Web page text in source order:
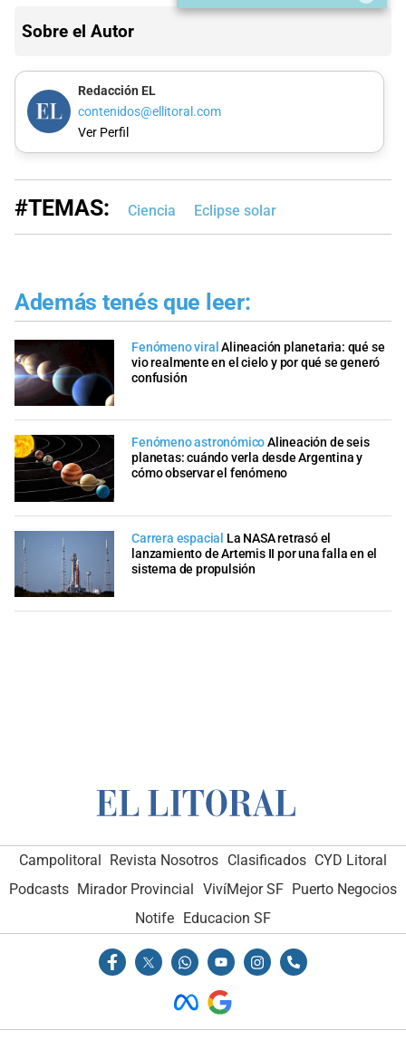
Sobre el Autor
Redacción EL
contenidos@ellitoral.com
Ver Perfil
#TEMAS: Ciencia Eclipse solar
Además tenés que leer:
Fenómeno viral Alineación planetaria: qué se
vio realmente en el cielo y por qué se generó
confusión
Fenómeno astronómicoAlineación de seis
planetas: cuándo verla desde Argentina y
cómo observar el fenómeno
Carrera espacial La NASA retrasó el
lanzamiento de Artemis II por una falla en el
sistema de propulsión
Campolitoral Revista Nosotros Clasificados CYD Litoral
Podcasts Mirador Provincial VivíMejor SF Puerto Negocios
Notife Educacion SF